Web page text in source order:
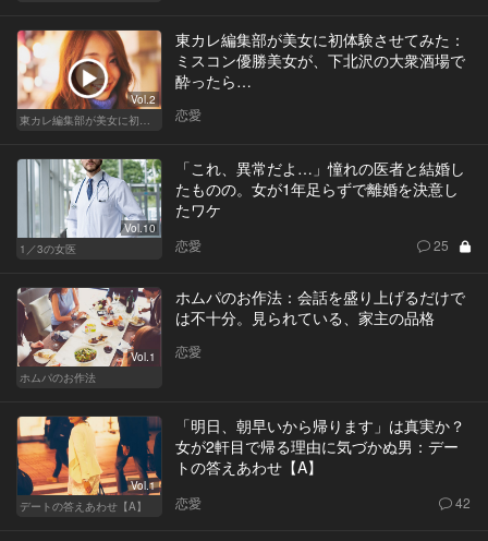
Vol.2
東カレ編集部が美女に初体験させてみた
東カレ編集部が美女に初体験させてみた：
ミスコン優勝美女が、下北沢の大衆酒場で
酔ったら…
恋愛
Vol.10
1／3の女医
「これ、異常だよ…」憧れの医者と結婚し
たものの。女が1年足らずで離婚を決意し
たワケ
恋愛 25
Vol.1
ホムパのお作法
ホムパのお作法：会話を盛り上げるだけで
は不十分。見られている、家主の品格
恋愛
Vol.1
デートの答えあわせ【A】
「明日、朝早いから帰ります」は真実か？
女が2軒目で帰る理由に気づかぬ男：デー
トの答えあわせ【A】
恋愛 42